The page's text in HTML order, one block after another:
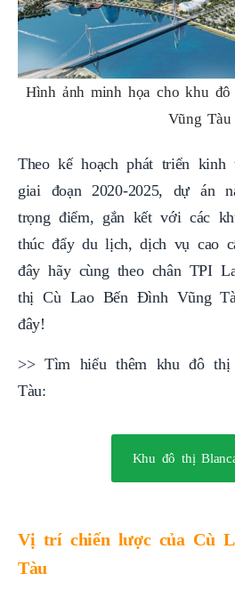
Hình ảnh minh họa cho khu
Vũng Tàu
Theo kế hoạch phát triển
giai đoạn 2020-2025, dự án
trọng điểm, gắn kết với các
thúc đẩy du lịch, dịch vụ cao
đây hãy cùng theo chân TPI
thị Cù Lao Bến Đình Vũng
đây!
>> Tìm hiểu thêm khu đô
Tàu:
Khu đô thị
Vị trí chiến lược của Cù
Tàu